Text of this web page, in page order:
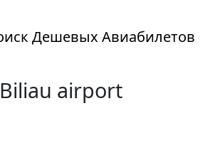
Biliau airport